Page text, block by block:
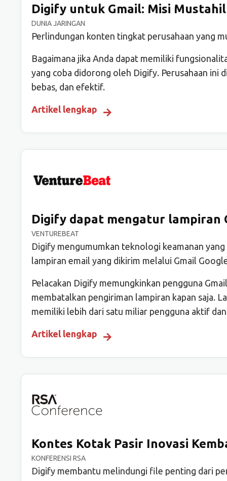
Digify untuk Gmail: Misi
DUNIA JARINGAN
Perlindungan konten tingkat perusahaan yang
Bagaimana jika Anda dapat memiliki
yang coba didorong oleh Digify. Perusahaan ini
bebas, dan efektif.
Artikel lengkap
Digify dapat mengatur lampiran
VENTUREBEAT
Digify mengumumkan teknologi keamanan
lampiran email yang dikirim melalui Gmail
Pelacakan Digify memungkinkan pengguna
membatalkan pengiriman lampiran kapan saja.
memiliki lebih dari satu miliar pengguna aktif
Artikel lengkap
Kontes Kotak Pasir Inovasi
KONFERENSI RSA
Digify membantu melindungi file penting dari